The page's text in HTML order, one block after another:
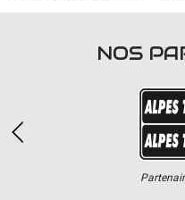
NOS